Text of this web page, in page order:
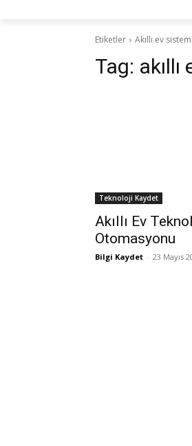
Etiketler Akıllı ev
Tag:
Teknoloji Kaydet
Akıllı Ev
Otomasyonu
Bilgi Kaydet - 23 Mayıs